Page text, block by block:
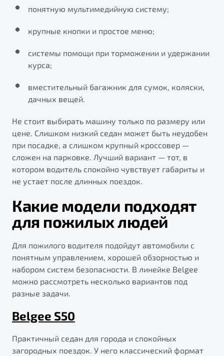
"Помощь на дорогах"
Запись на сервис
Калькулятор ТО
Клиентская поддержка
понятную мультимедийную систему;
крупные кнопки и простое меню;
системы помощи при торможении и удержании
курса;
вместительный багажник для сумок, коляски,
дачных вещей.
Не стоит выбирать машину только по размеру или
цене. Слишком низкий седан может быть неудобен
при посадке, а слишком крупный кроссовер —
сложен на парковке. Лучший вариант — тот, в
котором водитель спокойно чувствует габариты и
не устает после длинных поездок.
Какие модели подходят
для пожилых людей
Для пожилого водителя подойдут автомобили с
понятным управлением, хорошей обзорностью и
набором систем безопасности. В линейке Belgee
можно рассмотреть несколько вариантов под
разные задачи.
Belgee S50
Практичный седан для города и спокойных
загородных поездок. У него классический формат